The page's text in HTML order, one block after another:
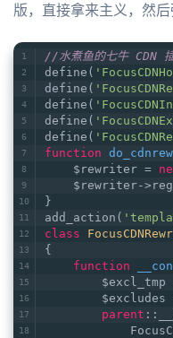
版，直接拿来主义，然后
//水煮鱼的七牛 CDN
define(
define(
define(
define(
define(
function
    $rewriter =
$rewriter-
}
add_action(
class
{
function
$excl_tmp
$excludes
parent